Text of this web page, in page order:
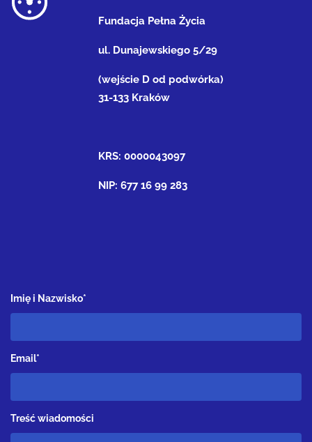
Fundacja Pełna Życia
ul. Dunajewskiego 5/29
(wejście D od podwórka)
31-133 Kraków
KRS: 0000043097
NIP: 677 16 99 283
Imię i Nazwisko*
Email*
Treść wiadomości